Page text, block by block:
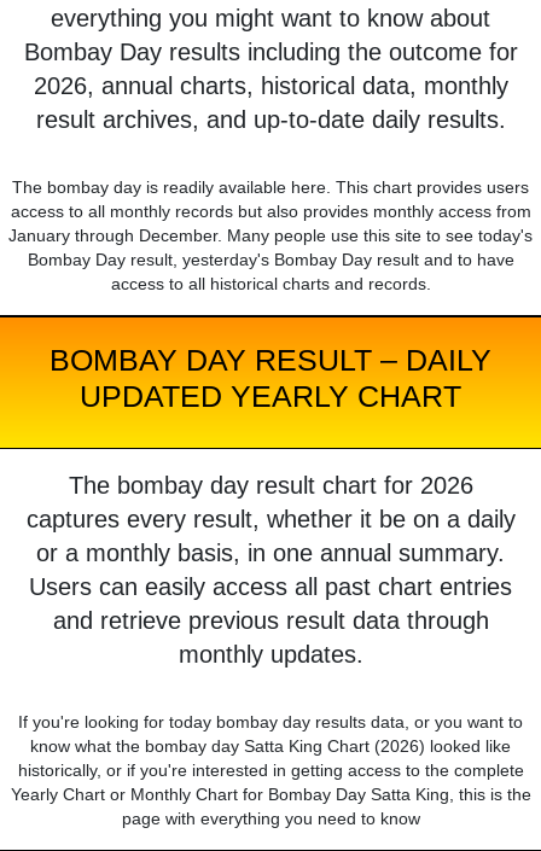
everything you might want to know about
Bombay Day results including the outcome for
2026, annual charts, historical data, monthly
result archives, and up-to-date daily results.
The bombay day is readily available here. This chart provides users
access to all monthly records but also provides monthly access from
January through December. Many people use this site to see today's
Bombay Day result, yesterday's Bombay Day result and to have
access to all historical charts and records.
BOMBAY DAY RESULT – DAILY
UPDATED YEARLY CHART
The bombay day result chart for 2026
captures every result, whether it be on a daily
or a monthly basis, in one annual summary.
Users can easily access all past chart entries
and retrieve previous result data through
monthly updates.
If you're looking for today bombay day results data, or you want to
know what the bombay day Satta King Chart (2026) looked like
historically, or if you're interested in getting access to the complete
Yearly Chart or Monthly Chart for Bombay Day Satta King, this is the
page with everything you need to know